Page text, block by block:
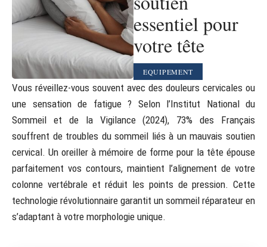
essentiel pour
votre tête
EQUIPEMENT
Vous réveillez-vous souvent avec des douleurs cervicales ou
une sensation de fatigue ? Selon l’Institut National du
Sommeil et de la Vigilance (2024), 73% des Français
souffrent de troubles du sommeil liés à un mauvais soutien
cervical. Un oreiller à mémoire de forme pour la tête épouse
parfaitement vos contours, maintient l’alignement de votre
colonne vertébrale et réduit les points de pression. Cette
technologie révolutionnaire garantit un sommeil réparateur en
s’adaptant à votre morphologie unique.